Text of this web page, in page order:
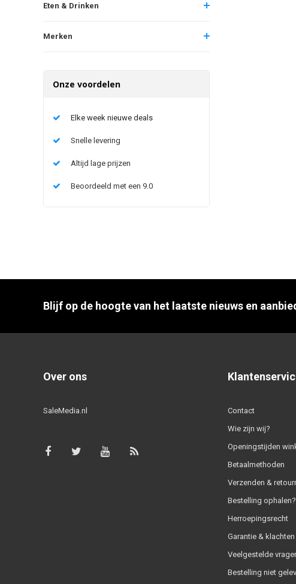
Eten & Drinken
Merken
Onze voordelen
Elke week nieuwe deals
Snelle levering
Altijd lage prijzen
Beoordeeld met een 9.0
Blijf op de hoogte van het laatste nieuws en
Over ons
SaleMedia.nl
Contact
Wie zijn wij?
Openingstijden
Betaalmethoden
Verzenden &
Bestelling ophalen?
Herroepingsrecht
Garantie & klachten
Veelgestelde
Bestelling niet